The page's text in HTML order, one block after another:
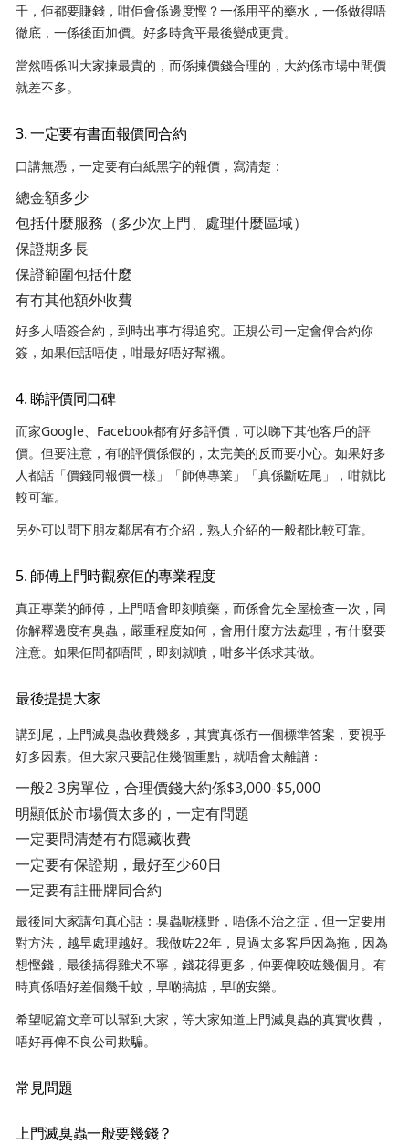
千，佢都要賺錢，咁佢會係邊度慳？一係用平的藥水，一係做得唔
徹底，一係後面加價。好多時貪平最後變成更貴。
當然唔係叫大家揀最貴的，而係揀價錢合理的，大約係市場中間價
就差不多。
3. 一定要有書面報價同合約
口講無憑，一定要有白紙黑字的報價，寫清楚：
總金額多少
包括什麼服務（多少次上門、處理什麼區域）
保證期多長
保證範圍包括什麼
有冇其他額外收費
好多人唔簽合約，到時出事冇得追究。正規公司一定會俾合約你
簽，如果佢話唔使，咁最好唔好幫襯。
4. 睇評價同口碑
而家Google、Facebook都有好多評價，可以睇下其他客戶的評
價。但要注意，有啲評價係假的，太完美的反而要小心。如果好多
人都話「價錢同報價一樣」「師傅專業」「真係斷咗尾」，咁就比
較可靠。
另外可以問下朋友鄰居有冇介紹，熟人介紹的一般都比較可靠。
5. 師傅上門時觀察佢的專業程度
真正專業的師傅，上門唔會即刻噴藥，而係會先全屋檢查一次，同
你解釋邊度有臭蟲，嚴重程度如何，會用什麼方法處理，有什麼要
注意。如果佢問都唔問，即刻就噴，咁多半係求其做。
最後提提大家
講到尾，上門滅臭蟲收費幾多，其實真係冇一個標準答案，要視乎
好多因素。但大家只要記住幾個重點，就唔會太離譜：
一般2-3房單位，合理價錢大約係$3,000-$5,000
明顯低於市場價太多的，一定有問題
一定要問清楚有冇隱藏收費
一定要有保證期，最好至少60日
一定要有註冊牌同合約
最後同大家講句真心話：臭蟲呢樣野，唔係不治之症，但一定要用
對方法，越早處理越好。我做咗22年，見過太多客戶因為拖，因為
想慳錢，最後搞得雞犬不寧，錢花得更多，仲要俾咬咗幾個月。有
時真係唔好差個幾千蚊，早啲搞掂，早啲安樂。
希望呢篇文章可以幫到大家，等大家知道上門滅臭蟲的真實收費，
唔好再俾不良公司欺騙。
常見問題
上門滅臭蟲一般要幾錢？